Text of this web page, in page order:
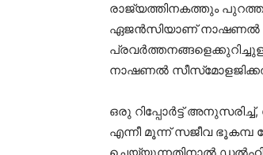
രാജ്യത്തിനകത്തും
ഏജൻസിയാണ് നാഷണൽ
നാഷണൽ സീസ്‌മോളജിക്കൽ
ഒരു റിപ്പോർട്ട്
എന്നീ മൂന്ന് സജീവ